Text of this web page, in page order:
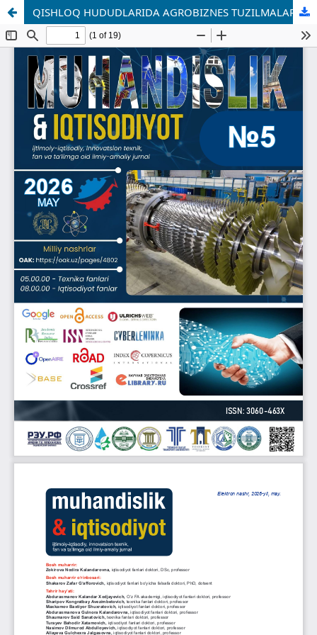
QISHLOQ HUDUDLARIDA AGROBIZNES TUZILMALARINI RIVOJLANTIRISH BORASIDAGI XORIJIY TAJRIBA VA UNDAN FOYDALANISH IMKONIYATLARI